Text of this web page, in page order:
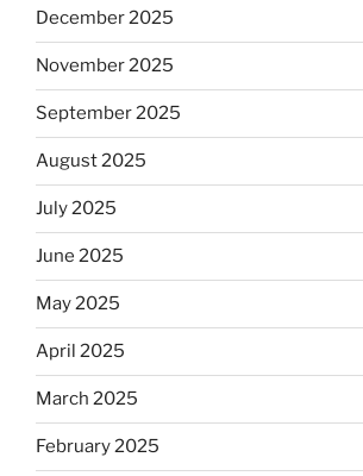
December 2025
November 2025
September 2025
August 2025
July 2025
June 2025
May 2025
April 2025
March 2025
February 2025